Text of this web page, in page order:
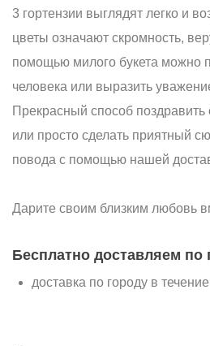
3 гортензии выглядят легко и
цветы означают скромность,
помощью милого букета можно
человека или выразить
Прекрасный способ
или просто сделать приятный
повода с помощью нашей
Дарите своим близким любовь
Бесплатно доставляем по
доставка по городу в